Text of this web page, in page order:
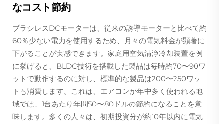
なコスト節約
ブラシレスDCモーターは、従来の誘導モーターと比べて約
60％少ない電力を使用するため、月々の電気料金が顕著に
下がることが実感できます。家庭用空気清浄冷却装置を例
に挙げると、BLDC技術を搭載した製品は毎時約70〜90ワ
ットで動作するのに対し、標準的な製品は200〜250ワッ
トも消費します。これは、エアコンが年中多く使われる地
域では、1台あたり年間50〜80ドルの節約になることを意
味します。多くの人々は、初期投資分が約10年以内に電気